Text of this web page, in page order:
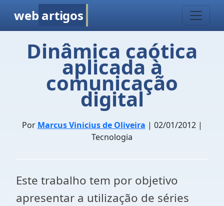
web artigos
Dinâmica caótica
aplicada à
comunicação
digital
Por Marcus Vinicius de Oliveira | 02/01/2012 |
Tecnologia
Este trabalho tem por objetivo
apresentar a utilização de séries